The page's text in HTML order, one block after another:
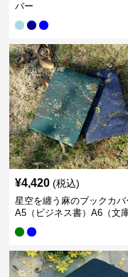
バー
¥4,420 (税込)
星空を纏う麻のブックカバ
A5（ビジネス書）A6（文庫